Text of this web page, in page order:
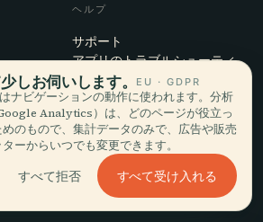
ヘルプ
サポート
アプリのトラブルシューティ
ング
お問い合わせ
パートナーになる
しお伺いします。 EU · GDPR
ナビゲーションの動作に使われます。分析
Analytics）は、どのページが役立っ
のもので、集計データのみで、広告や販売
ーからいつでも変更できます。
すべて拒否 すべて受け入れる